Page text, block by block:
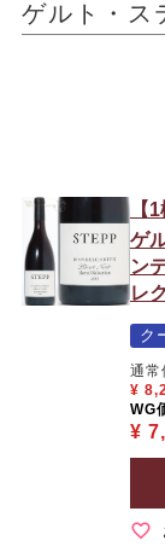
ゲルト・
【1
ゲ
ン
レ
ク
通常
¥
WG
¥